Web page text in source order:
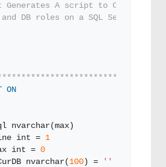
Generates A script to Create all
DB roles on a SQL Server
ON
nvarchar(max)
int = 1
int = 0
nvarchar( 100) = ''